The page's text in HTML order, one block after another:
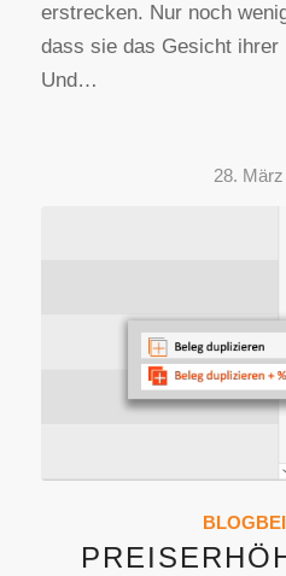
erstrecken. Nur noch
dass sie das Gesicht ihrer
Und…
28.